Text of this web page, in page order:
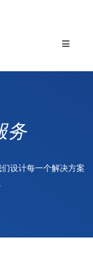
务
设计每一个解决方案